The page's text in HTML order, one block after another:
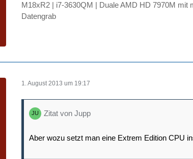
M18xR2 | i7-3630QM | Duale AMD HD 7970M
Datengrab
1. August 2013 um 19:17
Zitat von Jupp
Aber wozu setzt man eine Extrem Edition CPU